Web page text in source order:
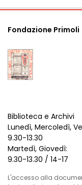
Fondazione Primoli
Biblioteca e Archivi
Lunedì, Mercoledì,
9.30-13.30
Martedì, Giovedì:
9.30-13.30 / 14-17
L'accesso alla